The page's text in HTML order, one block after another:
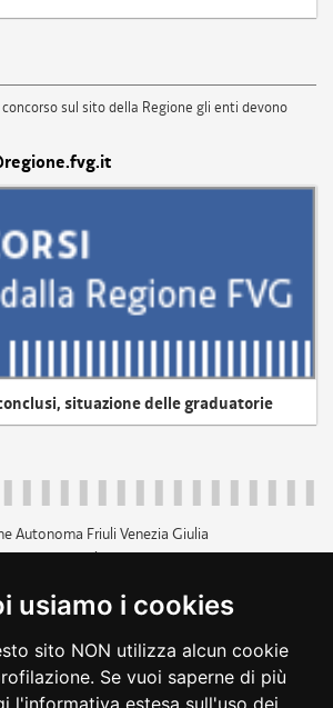
usiamo i cookies
sito NON utilizza alcun cookie
Se vuoi saperne di più
l'informativa estesa sull'uso dei
sul sito della Regione gli enti devono
situazione delle graduatorie
Autonoma Friuli Venezia Giulia
p.iva 00526040324
+39 040 3771111
trasparente
legali accessibilità
dichiarazione di